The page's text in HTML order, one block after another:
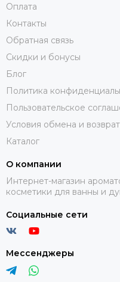
Оплата
Контакты
Обратная связь
Скидки и бонусы
Блог
Политика
Пользовательское
Условия обмена и
Каталог
О компании
Интернет-магазин
косметики для ванны и
Социальные сети
Мессенджеры